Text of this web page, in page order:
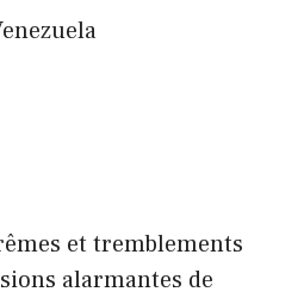
et tremblements
alarmantes de